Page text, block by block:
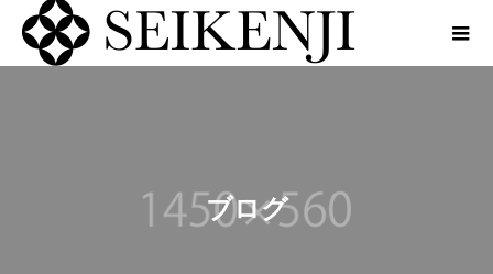
ブログ